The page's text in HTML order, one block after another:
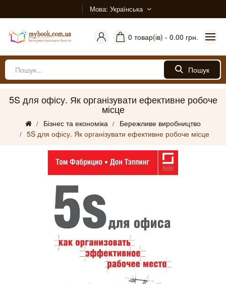
Мова Українська
0 товар(ів) - 0.00 грн.
Пошук
5S для офісу. Як організувати ефективне робоче
місце
Бізнес та економіка
Бережливе виробництво
5S для офісу. Як організувати ефективне робоче місце